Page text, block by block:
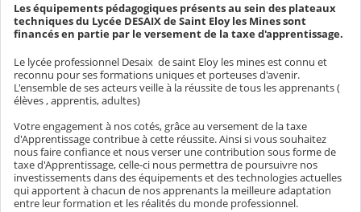
Les équipements pédagogiques présents au sein des plateaux
techniques du Lycée DESAIX de Saint Eloy les Mines sont
financés en partie par le versement de la taxe d'apprentissage.
Le lycée professionnel Desaix de saint Eloy les mines est connu et
reconnu pour ses formations uniques et porteuses d'avenir.
L'ensemble de ses acteurs veille à la réussite de tous les apprenants (
élèves , apprentis, adultes)
Votre engagement à nos cotés, grâce au versement de la taxe
d'Apprentissage contribue à cette réussite. Ainsi si vous souhaitez
nous faire confiance et nous verser une contribution sous forme de
taxe d'Apprentissage, celle-ci nous permettra de poursuivre nos
investissements dans des équipements et des technologies actuelles
qui apportent à chacun de nos apprenants la meilleure adaptation
entre leur formation et les réalités du monde professionnel.